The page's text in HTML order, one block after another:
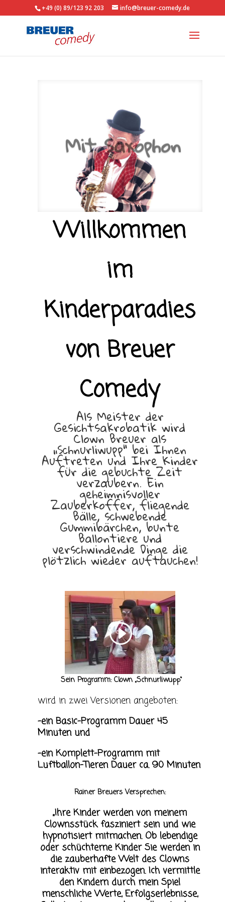
+49 (0) 89/123 92 203 info@breuer-comedy.de
Mit Saxophon
Willkommen
im
Kinderparadies
von Breuer
Comedy
Als Meister der
Gesichtsakrobatik wird
Clown Breuer als
„Schnurliwupp“ bei Ihnen
Auftreten und Ihre Kinder
für die gebuchte Zeit
verzaubern. Ein
geheimnisvoller
Zauberkoffer, fliegende
Bälle, schwebende
Gummibärchen, bunte
Ballontiere und
verschwindende Dinge die
plötzlich wieder auftauchen!
Sein Programm: Clown „Schnurliwupp“
wird in zwei Versionen angeboten:
-ein Basic-Programm Dauer 45
Minuten und
-ein Komplett-Programm mit
Luftballon-Tieren Dauer ca. 90 Minuten
Rainer Breuers Versprechen:
„Ihre Kinder werden von meinem
Clownsstück fasziniert sein und wie
hypnotisiert mitmachen. Ob lebendige
oder schüchterne Kinder Sie werden in
die zauberhafte Welt des Clowns
interaktiv mit einbezogen. Ich vermittle
den Kindern durch mein Spiel
menschliche Werte, Erfolgserlebnisse,